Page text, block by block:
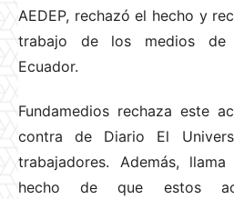
AEDEP, rechazó el hecho y
trabajo de los medios de
Ecuador.
Fundamedios rechaza este
contra de Diario El
trabajadores. Además,
hecho de que estos